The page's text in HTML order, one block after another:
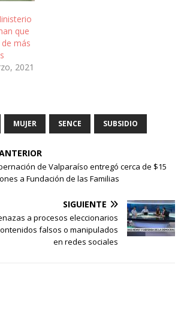
que
más
2021
MUJER SENCE SUBSIDIO
de Valparaíso entregó cerca de $15
a Fundación de las Familias
SIGUIENTE
a procesos eleccionarios
falsos o manipulados
en redes sociales